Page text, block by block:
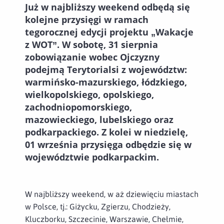
Już w najbliższy weekend odbędą się
kolejne przysięgi w ramach
tegorocznej edycji projektu „Wakacje
z WOT”. W sobotę, 31 sierpnia
zobowiązanie wobec Ojczyzny
podejmą Terytorialsi z województw:
warmińsko-mazurskiego, łódzkiego,
wielkopolskiego, opolskiego,
zachodniopomorskiego,
mazowieckiego, lubelskiego oraz
podkarpackiego. Z kolei w niedzielę,
01 września przysięga odbędzie się w
województwie podkarpackim.
W najbliższy weekend, w aż dziewięciu miastach
w Polsce, tj.: Giżycku, Zgierzu, Chodzieży,
Kluczborku, Szczecinie, Warszawie, Chełmie,